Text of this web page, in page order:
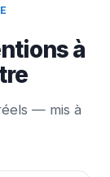
à
— mis à